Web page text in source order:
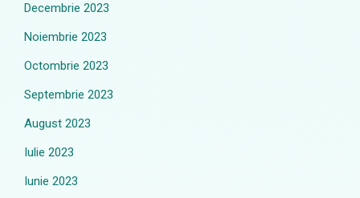
Decembrie 2023
Noiembrie 2023
Octombrie 2023
Septembrie 2023
August 2023
Iulie 2023
Iunie 2023